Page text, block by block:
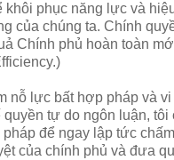
khôi phục năng lực và
của chúng ta. Chính
Chính phủ hoàn toàn
nỗ lực bất hợp pháp và
quyền tự do ngôn luận, tôi
để ngay lập tức
của chính phủ và đưa